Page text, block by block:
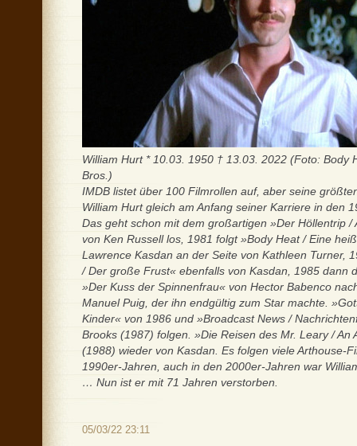
William Hurt * 10.03. 1950 † 13.03. 2022 (Foto: Body
Bros.)
IMDB listet über 100 Filmrollen auf, aber seine
William Hurt gleich am Anfang seiner Karriere in den
Das geht schon mit dem großartigen »Der Höllentrip /
von Ken Russell los, 1981 folgt »Body Heat / Eine
Lawrence Kasdan an der Seite von Kathleen Turner,
/ Der große Frust« ebenfalls von Kasdan, 1985 dann
»Der Kuss der Spinnenfrau« von Hector Babenco
Manuel Puig, der ihn endgültig zum Star machte.
Kinder« von 1986 und »Broadcast News /
Brooks (1987) folgen. »Die Reisen des Mr. Leary / An
(1988) wieder von Kasdan. Es folgen viele Arthouse-
1990er-Jahren, auch in den 2000er-Jahren war
… Nun ist er mit 71 Jahren verstorben.
05/03/22 23:11